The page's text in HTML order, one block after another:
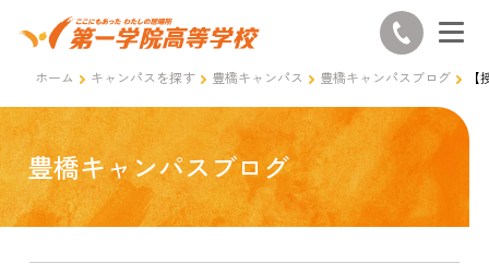
ホーム キャンパスを探す 豊橋キャンパス 豊橋キャンパスブログ
豊橋キャンパスブログ